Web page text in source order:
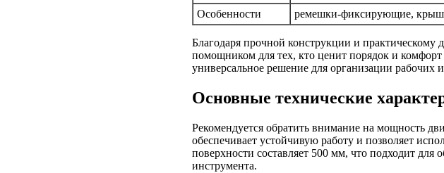
Особенности
ремешки-фиксирующие,
Благодаря прочной конструкции и
помощником для тех, кто ценит порядок и
универсальное решение для организации рабочих
Основные технические
Рекомендуется обратить внимание на мощность
обеспечивает устойчивую работу и позволяет
поверхности составляет 500 мм, что подходит для
инструмента.